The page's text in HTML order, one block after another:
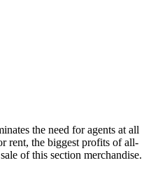
the need for agents at all
rent, the biggest profits of all-
of this section merchandise.